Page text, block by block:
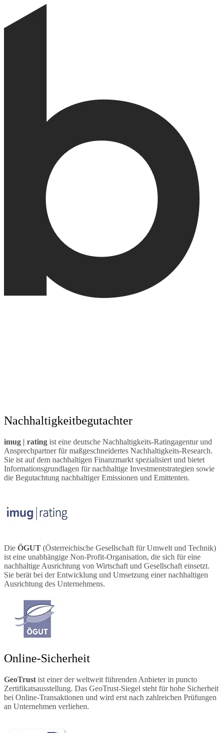
Nachhaltigkeitbegutachter
imug | rating ist eine deutsche Nachhaltigkeits-Ratingagentur und
Ansprechpartner für maßgeschneidertes Nachhaltigkeits-Research.
Sie ist auf dem nachhaltigen Finanzmarkt spezialisiert und bietet
Informationsgrundlagen für nachhaltige Investmentstrategien sowie
die Begutachtung nachhaltiger Emissionen und Emittenten.
Die ÖGUT (Österreichische Gesellschaft für Umwelt und Technik)
ist eine unabhängige Non-Profit-Organisation, die sich für eine
nachhaltige Ausrichtung von Wirtschaft und Gesellschaft einsetzt.
Sie berät bei der Entwicklung und Umsetzung einer nachhaltigen
Ausrichtung des Unternehmens.
Online-Sicherheit
GeoTrust ist einer der weltweit führenden Anbieter in puncto
Zertifikatsausstellung. Das GeoTrust-Siegel steht für hohe Sicherheit
bei Online-Transaktionen und wird erst nach zahlreichen Prüfungen
an Unternehmen verliehen.